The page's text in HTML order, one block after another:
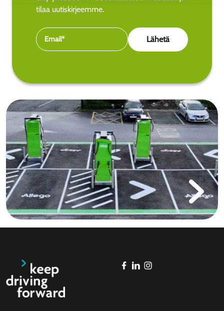
tilaa uutiskirjeemme.